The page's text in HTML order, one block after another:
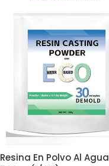
Resina En Polvo Al Agua